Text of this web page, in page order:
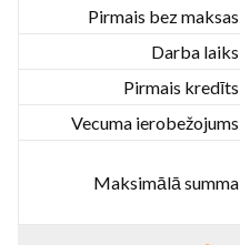
Pirmais bez maksas
Darba laiks
Pirmais kredīts
Vecuma ierobežojums
Maksimālā summa